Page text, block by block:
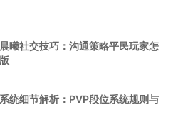
曦社交技巧：沟通策略平民玩家怎
统细节解析：PVP段位系统规则与